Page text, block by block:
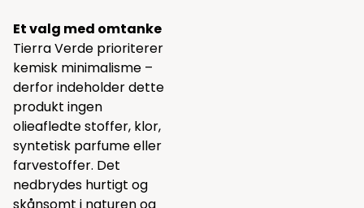
Et valg med omtanke
Tierra Verde prioriterer
kemisk minimalisme –
derfor indeholder dette
produkt ingen
olieafledte stoffer, klor,
syntetisk parfume eller
farvestoffer. Det
nedbrydes hurtigt og
skånsomt i naturen og